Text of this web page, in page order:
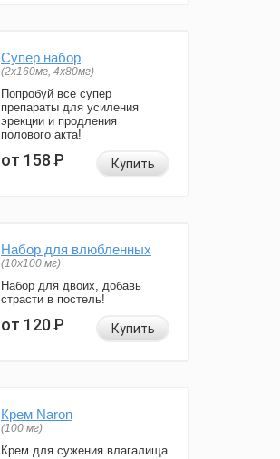
Супер набор
(2х160мг, 4х80мг)
Попробуй все супер
препараты для усиления
эрекции и продления
полового акта!
от 158Р Купить
Набор для влюбленных
(10х100 мг)
Набор для двоих, добавь
страсти в постель!
от 120Р Купить
Крем Naron
(100 мг)
Крем для сужения влагалища